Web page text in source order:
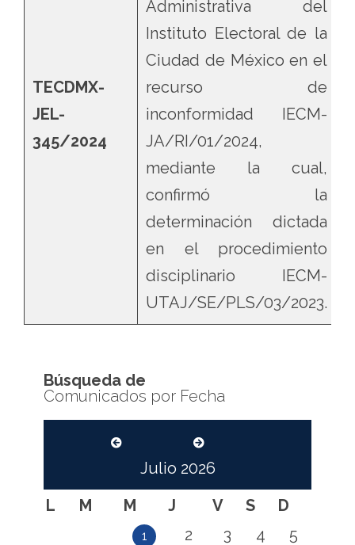
TECDMX-
JEL-
345/2024
Administrativa del
Instituto Electoral de la
Ciudad de México en el
recurso de
inconformidad IECM-
JA/RI/01/2024,
mediante la cual,
confirmó la
determinación dictada
en el procedimiento
disciplinario IECM-
UTAJ/SE/PLS/03/2023.
Búsqueda de
Comunicados por Fecha
Julio 2026
L
M M J V S D
1 2 3 4
5